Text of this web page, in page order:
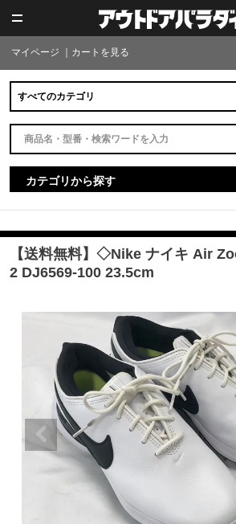
マイページ カートを見る
カテゴリから探す
【送料無料】◇Nike ナイキ Air
2 DJ6569-100 23.5cm